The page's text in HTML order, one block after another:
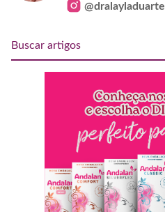
@dralayladuarte